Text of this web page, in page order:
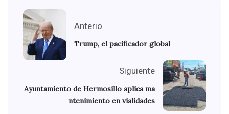
Anterio
Trump, el pacificador global
Siguiente
Ayuntamiento de Hermosillo aplica ma
ntenimiento en vialidades